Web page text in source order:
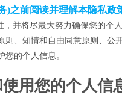
之前阅读并理解本隐私政
并将尽最大努力确保您的个
、知情和自由同意原则、公
的个人信息。
用您的个人信